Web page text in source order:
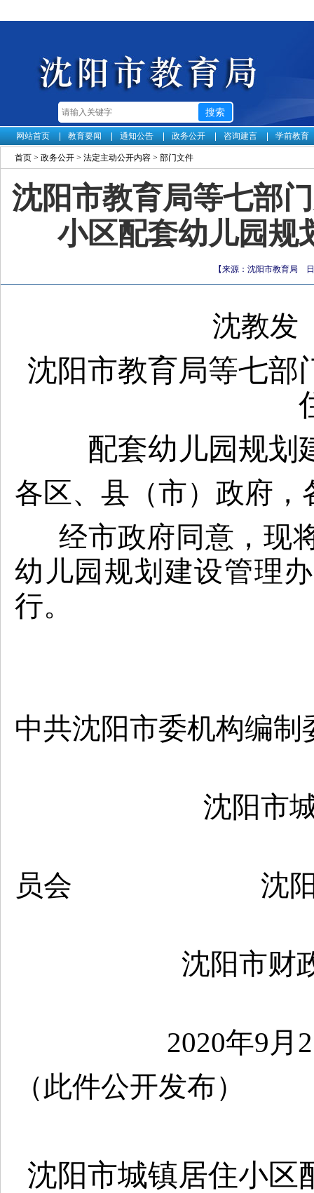
网站首页 教育要闻 通知公告 政务公开 咨询建言 学前教育
首页 > 政务公开 > 法定主动公开内容 > 部门文件
沈阳市教育局等七部
小区配套幼儿园规
【来源：沈阳市教育局
沈教发
沈阳市教育局等七部
配套幼儿园规划
各区、县（市）政府，
经市政府同意，现
幼儿园规划建设管理
行。
中共沈阳市委机构编制
沈阳市城乡
员会 沈阳市
沈阳市财政
2020年9月
（此件公开发布）
沈阳市城镇居住小区